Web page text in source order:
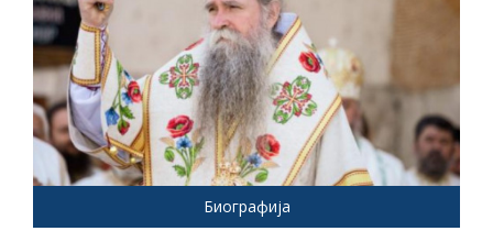
Биографија